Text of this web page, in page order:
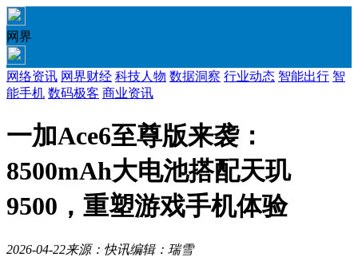
网界
网络资讯 网界财经 科技人物 数据洞察 行业动态 智能出行 智
能手机 数码极客 商业资讯
一加Ace6至尊版来袭：
8500mAh大电池搭配天玑
9500，重塑游戏手机体验
2026-04-22来源：快讯编辑：瑞雪